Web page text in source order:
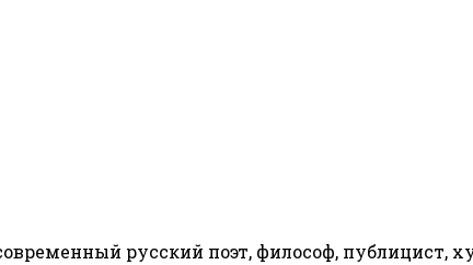
русский поэт, философ, публицист,